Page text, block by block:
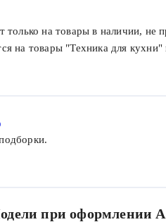
только на товары в наличии, не
на товары "Техника для
при оформлении